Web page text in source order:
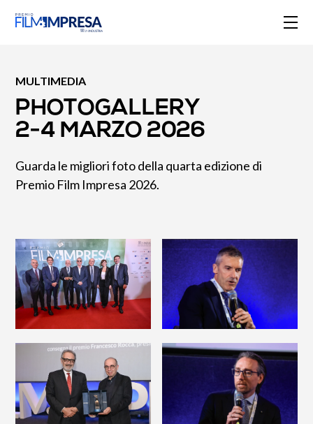
MULTIMEDIA
PHOTOGALLERY
2-4 MARZO 2026
Guarda le migliori foto della quarta edizione di
Premio Film Impresa 2026.